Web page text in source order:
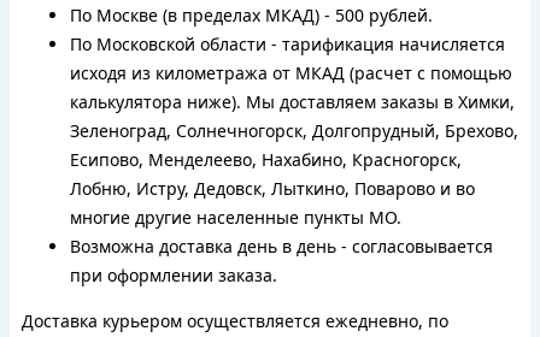
По Москве (в пределах МКАД) - 500 рублей.
По Московской области - тарификация начисляется
исходя из километража от МКАД (расчет с помощью
калькулятора ниже). Мы доставляем заказы в Химки,
Зеленоград, Солнечногорск, Долгопрудный, Брехово,
Есипово, Менделеево, Нахабино, Красногорск,
Лобню, Истру, Дедовск, Лыткино, Поварово и во
многие другие населенные пункты МО.
Возможна доставка день в день - согласовывается
при оформлении заказа.
Доставка курьером осуществляется ежедневно, по